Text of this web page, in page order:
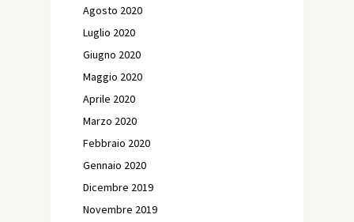
Agosto 2020
Luglio 2020
Giugno 2020
Maggio 2020
Aprile 2020
Marzo 2020
Febbraio 2020
Gennaio 2020
Dicembre 2019
Novembre 2019